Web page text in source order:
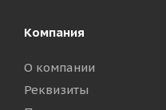
Компания
О компании
Реквизиты